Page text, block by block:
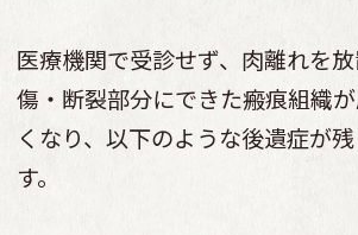
医療機関で受診せず、肉離れを
傷・断裂部分にできた瘢痕組織
くなり、以下のような後遺症が
す。